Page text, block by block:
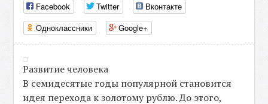
Facebook Twitter
Вконтакте
Одноклассники
Google+
Развитие человека
В семидесятые годы популярной становится
идея перехода к золотому рублю. До этого,